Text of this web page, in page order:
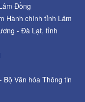
Đồng
Hành chính tỉnh Lâm
- Đà Lạt, tỉnh
Bộ Văn hóa Thông tin